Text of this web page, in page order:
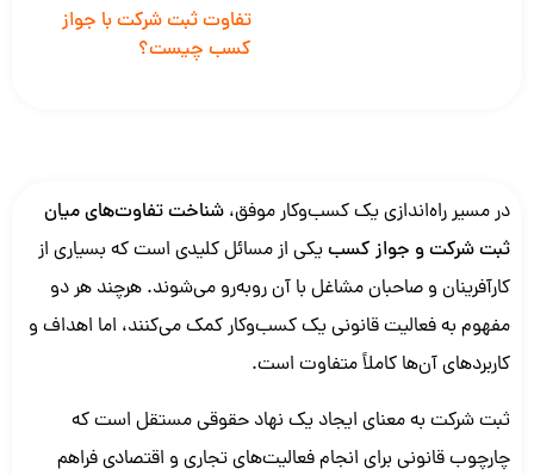
تفاوت ثبت شرکت با جواز
کسب چیست؟
در مسیر راه‌اندازی یک کسب‌وکار موفق، شناخت تفاوت‌های میان
ثبت شرکت و جواز کسبیکی از مسائل کلیدی است که بسیاری از
کارآفرینان و صاحبان مشاغل با آن روبه‌رو می‌شوند. هرچند هر دو
مفهوم به فعالیت قانونی یک کسب‌وکار کمک می‌کنند، اما اهداف و
کاربردهای آن‌ها کاملاً متفاوت است.
ثبت شرکت به معنای ایجاد یک نهاد حقوقی مستقل است که
چارچوب قانونی برای انجام فعالیت‌های تجاری و اقتصادی فراهم